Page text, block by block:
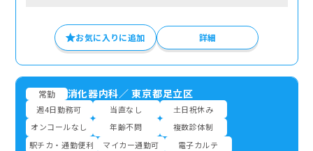
お気に入りに追加 詳細
常勤 消化器内科／東京都足立区
週4日勤務可 当直なし
土日祝休み
オンコールなし
年齢不問
複数診体制
駅チカ・通勤便利
マイカー通勤可
電子カルテ